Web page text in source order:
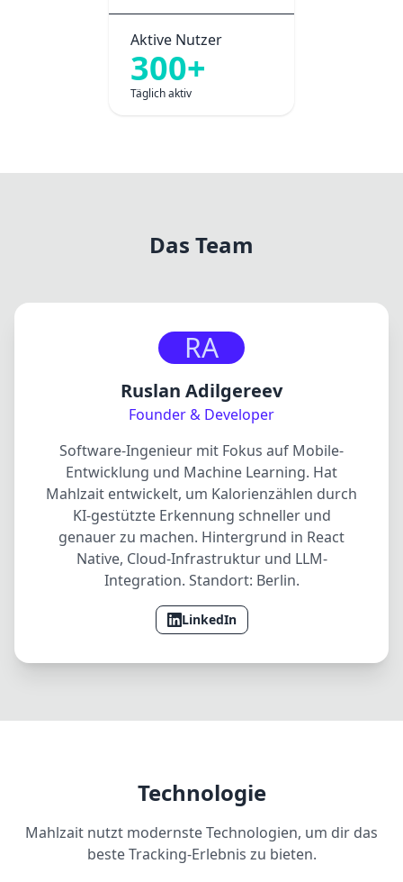
Aktive Nutzer
300+
Täglich aktiv
Das Team
RA
Ruslan Adilgereev
Founder & Developer
Software-Ingenieur mit Fokus auf Mobile-
Entwicklung und Machine Learning. Hat
Mahlzait entwickelt, um Kalorienzählen durch
KI-gestützte Erkennung schneller und
genauer zu machen. Hintergrund in React
Native, Cloud-Infrastruktur und LLM-
Integration. Standort: Berlin.
LinkedIn
Technologie
Mahlzait nutzt modernste Technologien, um dir das
beste Tracking-Erlebnis zu bieten.